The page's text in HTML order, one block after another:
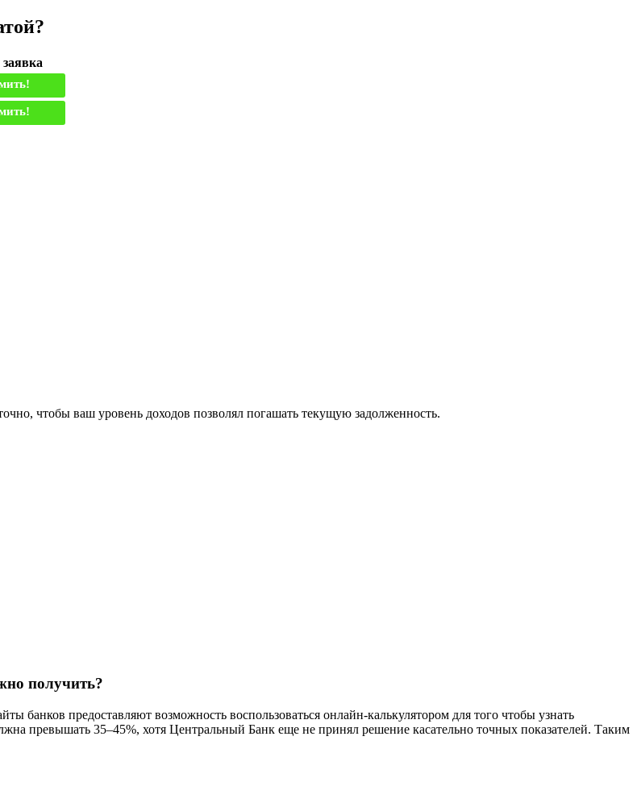
чтобы ваш уровень доходов позволял погашать текущую задолженность.
получить?
банков предоставляют возможность воспользоваться онлайн-калькулятором для того чтобы узнать
превышать 35–45%, хотя Центральный Банк еще не принял решение касательно точных показателей. Таким